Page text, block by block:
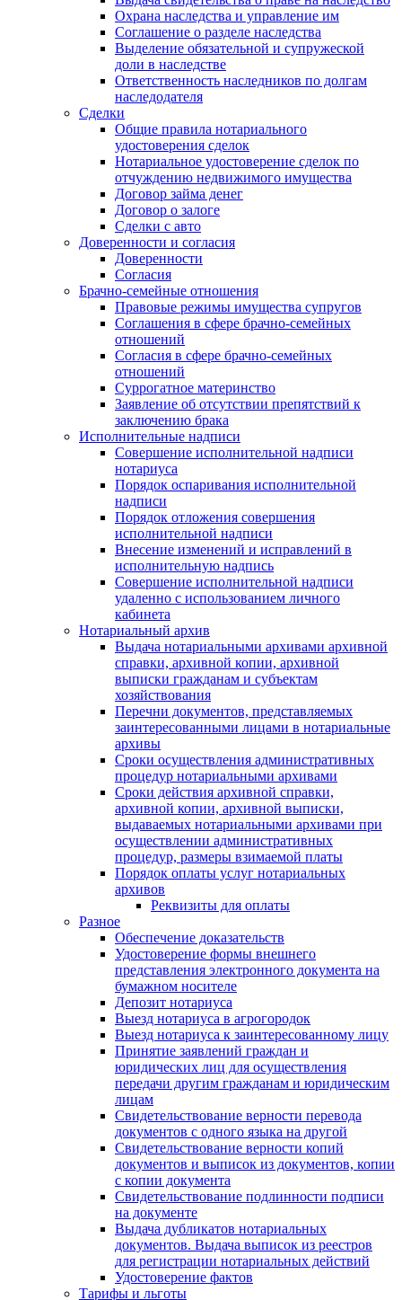
Охрана наследства и управление им
Соглашение о разделе наследства
Выделение обязательной и супружеской
доли в наследстве
Ответственность наследников по долгам
наследодателя
Сделки
Общие правила нотариального
удостоверения сделок
Нотариальное удостоверение сделок по
отчуждению недвижимого имущества
Договор займа денег
Договор о залоге
Сделки с авто
Доверенности и согласия
Доверенности
Согласия
Брачно-семейные отношения
Правовые режимы имущества супругов
Соглашения в сфере брачно-семейных
отношений
Согласия в сфере брачно-семейных
отношений
Суррогатное материнство
Заявление об отсутствии препятствий к
заключению брака
Исполнительные надписи
Совершение исполнительной надписи
нотариуса
Порядок оспаривания исполнительной
надписи
Порядок отложения совершения
исполнительной надписи
Внесение изменений и исправлений в
исполнительную надпись
Совершение исполнительной надписи
удаленно с использованием личного
кабинета
Нотариальный архив
Выдача нотариальными архивами архивной
справки, архивной копии, архивной
выписки гражданам и субъектам
хозяйствования
Перечни документов, представляемых
заинтересованными лицами в нотариальные
архивы
Сроки осуществления административных
процедур нотариальными архивами
Сроки действия архивной справки,
архивной копии, архивной выписки,
выдаваемых нотариальными архивами при
осуществлении административных
процедур, размеры взимаемой платы
Порядок оплаты услуг нотариальных
архивов
Реквизиты для оплаты
Разное
Обеспечение доказательств
Удостоверение формы внешнего
представления электронного документа на
бумажном носителе
Депозит нотариуса
Выезд нотариуса в агрогородок
Выезд нотариуса к заинтересованному лицу
Принятие заявлений граждан и
юридических лиц для осуществления
передачи другим гражданам и юридическим
лицам
Свидетельствование верности перевода
документов с одного языка на другой
Свидетельствование верности копий
документов и выписок из документов, копии
с копии документа
Свидетельствование подлинности подписи
на документе
Выдача дубликатов нотариальных
документов. Выдача выписок из реестров
для регистрации нотариальных действий
Удостоверение фактов
Тарифы и льготы